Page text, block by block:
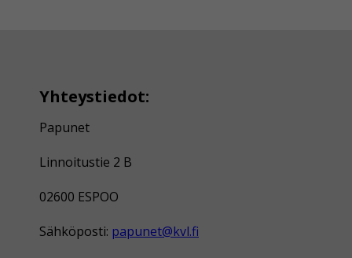
Yhteystiedot:
Papunet
Linnoitustie 2 B
02600 ESPOO
Sähköposti: papunet@kvl.fi